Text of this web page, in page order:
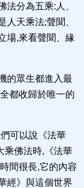
法分為五乘:人、
人天乘法;聲聞、
場,來看聲聞、緣
的眾生都進入最
都收歸於唯一的
可以說《法華
乘佛法時,《法華
間很長,它的內容
經》與這個世界